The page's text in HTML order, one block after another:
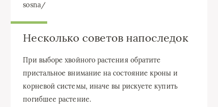
sosna/
Несколько советов напоследок
При выборе хвойного растения обратите
пристальное внимание на состояние кроны и
корневой системы, иначе вы рискуете купить
погибшее растение.